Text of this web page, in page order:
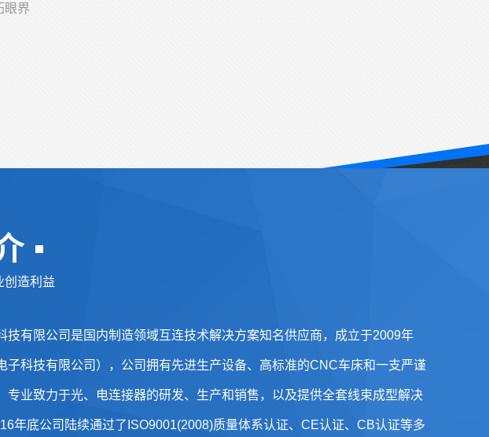
眼界
创造利益
技有限公司是国内制造领域互连技术解决方案知名供应商，成立于2009年
子科技有限公司），公司拥有先进生产设备、高标准的CNC车床和一支严谨
专业致力于光、电连接器的研发、生产和销售，以及提供全套线束成型解决
年底公司陆续通过了ISO9001(2008)质量体系认证、CE认证、CB认证等多